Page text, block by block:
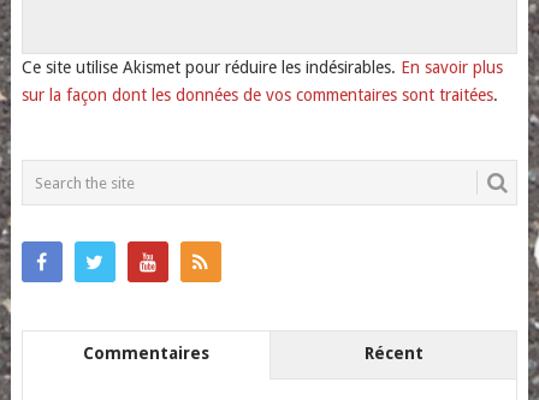
Ce site utilise Akismet pour réduire les indésirables. En savoir plus
sur la façon dont les données de vos commentaires sont traitées.
Commentaires Récent